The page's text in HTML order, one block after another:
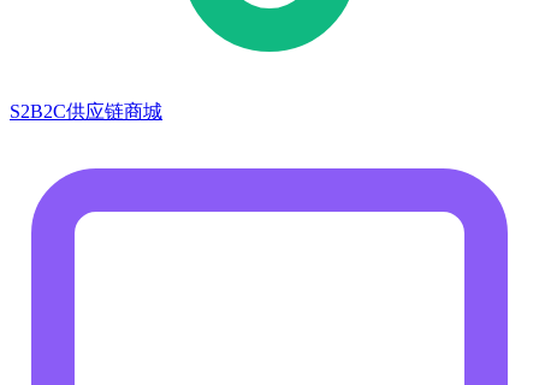
S2B2C供应链商城